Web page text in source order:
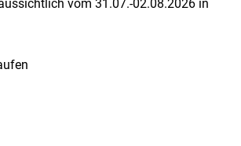
vom 31.07.-02.08.2026 in